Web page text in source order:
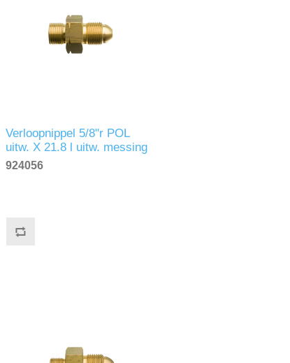
Verloopnippel 5/8"r POL
uitw. X 21.8 l uitw. messing
924056